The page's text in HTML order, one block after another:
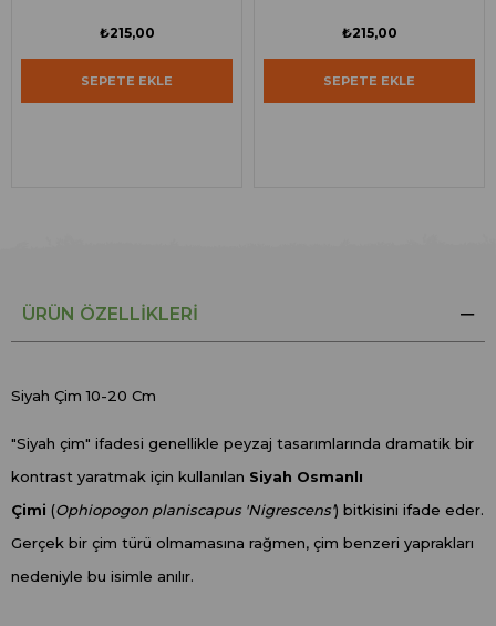
₺215,00
SEPETE EKLE
₺215,00
SEPETE EKLE
ÜRÜN ÖZELLIKLERI
Siyah Çim 10-20 Cm
"Siyah çim" ifadesi genellikle peyzaj tasarımlarında dramatik bir
kontrast yaratmak için kullanılan Siyah Osmanlı
Çimi (Ophiopogon planiscapus 'Nigrescens') bitkisini ifade eder.
Gerçek bir çim türü olmamasına rağmen, çim benzeri yaprakları
nedeniyle bu isimle anılır.